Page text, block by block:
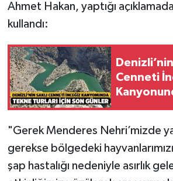
Ahmet Hakan, yaptığı
kullandı:
Cenneti
"Gerek Menderes Nehri’mizde
gerekse bölgedeki
şap hastalığı nedeniyle asırlık